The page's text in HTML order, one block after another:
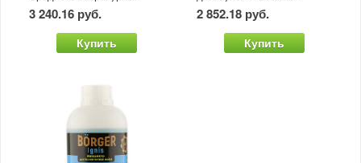
отбеливатель CL White
3 240.16 руб.
Купить
уборки (30-80л)
2 852.18 руб.
Купить